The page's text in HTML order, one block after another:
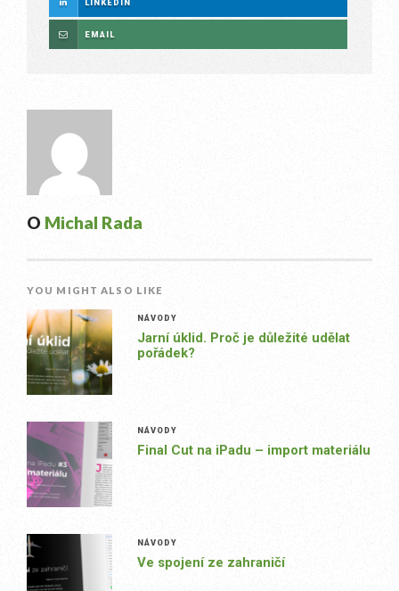
LINKEDIN
EMAIL
O Michal Rada
YOU MIGHT ALSO LIKE
NÁVODY
Jarní úklid. Proč je důležité udělat
pořádek?
NÁVODY
Final Cut na iPadu – import materiálu
NÁVODY
Ve spojení ze zahraničí